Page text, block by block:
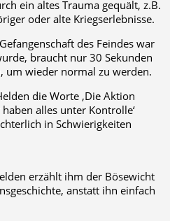
ein altes Trauma gequält, z.B.
oder alte Kriegserlebnisse.
des Feindes war
braucht nur 30 Sekunden
um wieder normal zu werden.
die Worte ‚Die Aktion
alles unter Kontrolle‘
in Schwierigkeiten
erzählt ihm der Bösewicht
anstatt ihn einfach